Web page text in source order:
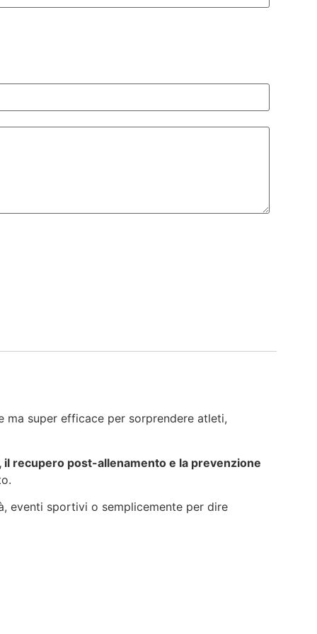
ma super efficace per sorprendere atleti,
recupero post-allenamento e la prevenzione
eventi sportivi o semplicemente per dire